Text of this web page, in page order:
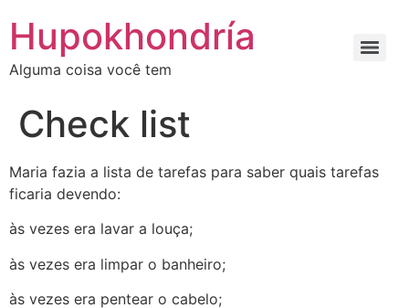
para
conteúdo
Hupokhondría
Alguma coisa você tem
Check list
Maria fazia a lista de tarefas para saber quais tarefas
ficaria devendo:
às vezes era lavar a louça;
às vezes era limpar o banheiro;
às vezes era pentear o cabelo;